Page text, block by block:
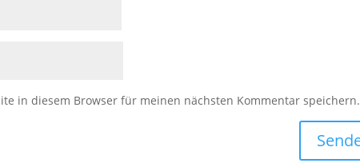
in diesem Browser für meinen nächsten Kommentar speichern.